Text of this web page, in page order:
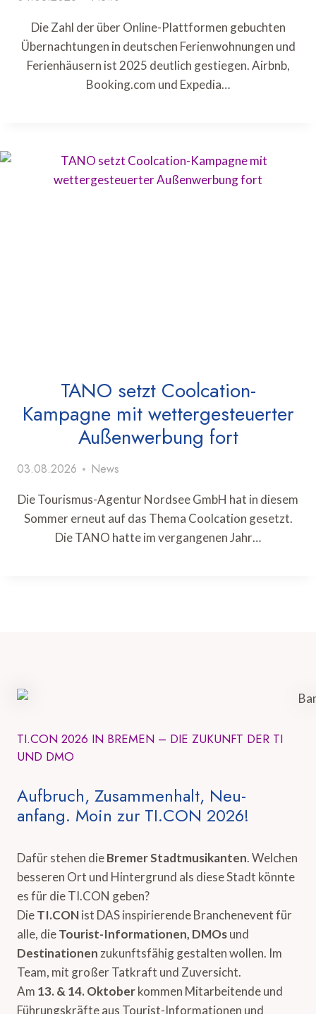
Die Zahl der über Online-Plattformen gebuchten
Übernachtungen in deutschen Ferienwohnungen und
Ferienhäusern ist 2025 deutlich gestiegen. Airbnb,
Booking.com und Expedia…
TANO setzt Coolcation-
Kampagne mit wettergesteuerter
Außenwerbung fort
03.08.2026 News
Die Tourismus-Agentur Nordsee GmbH hat in diesem
Sommer erneut auf das Thema Coolcation gesetzt.
Die TANO hatte im vergangenen Jahr…
TI.CON 2026 IN BREMEN – DIE ZUKUNFT DER TI
UND DMO
Aufbruch, Zusammenhalt, Neu-
anfang. Moin zur TI.CON 2026!
Dafür stehen dieBremer Stadtmusikanten. Welchen
besseren Ort und Hintergrund als diese Stadt könnte
es für die TI.CON geben?
DieTI.CONist DAS inspirierende Branchenevent für
alle, dieTourist-Informationen, DMOsund
Destinationen zukunftsfähig gestalten wollen. Im
Team, mit großer Tatkraft und Zuversicht.
Am 13. & 14. Oktoberkommen Mitarbeitende und
Führungskräfte aus Tourist-Informationen und